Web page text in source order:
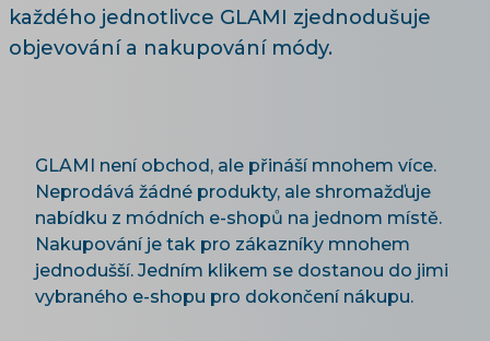
každého jednotlivce GLAMI zjednodušuje
objevování a nakupování módy.
GLAMI není obchod, ale přináší mnohem více.
Neprodává žádné produkty, ale shromažďuje
nabídku z módních e-shopů na jednom místě.
Nakupování je tak pro zákazníky mnohem
jednodušší. Jedním klikem se dostanou do jimi
vybraného e-shopu pro dokončení nákupu.